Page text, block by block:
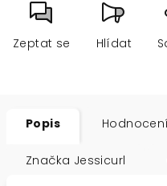
Zeptat se Hlídat
Popis
Značka Jessicurl